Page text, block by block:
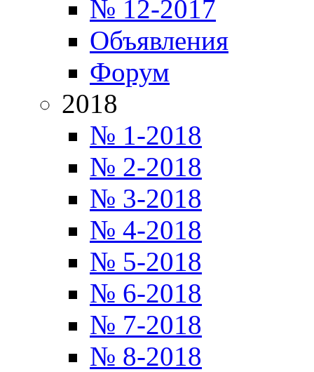
№ 12-2017
Объявления
Форум
2018
№ 1-2018
№ 2-2018
№ 3-2018
№ 4-2018
№ 5-2018
№ 6-2018
№ 7-2018
№ 8-2018